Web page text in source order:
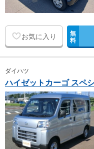
お気に入り 無
料
ダイハツ
ハイゼットカーゴ スペ